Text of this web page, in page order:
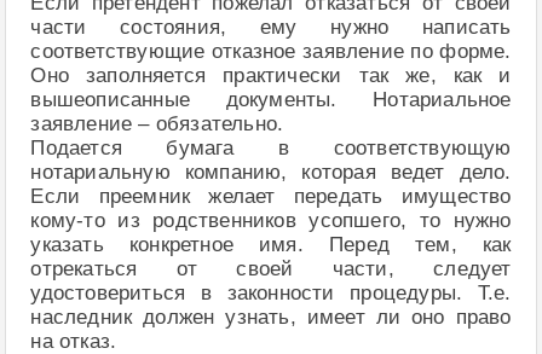
части состояния, ему нужно написать
соответствующие отказное заявление по форме.
Оно заполняется практически так же, как и
вышеописанные документы. Нотариальное
заявление – обязательно.
Подается бумага в соответствующую
нотариальную компанию, которая ведет дело.
Если преемник желает передать имущество
кому-то из родственников усопшего, то нужно
указать конкретное имя. Перед тем, как
отрекаться от своей части, следует
удостовериться в законности процедуры. Т.е.
наследник должен узнать, имеет ли оно право
на отказ.